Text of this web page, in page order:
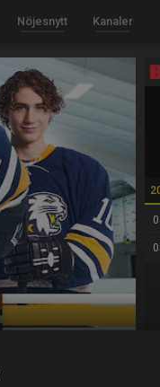
Nöjesnytt Kanaler